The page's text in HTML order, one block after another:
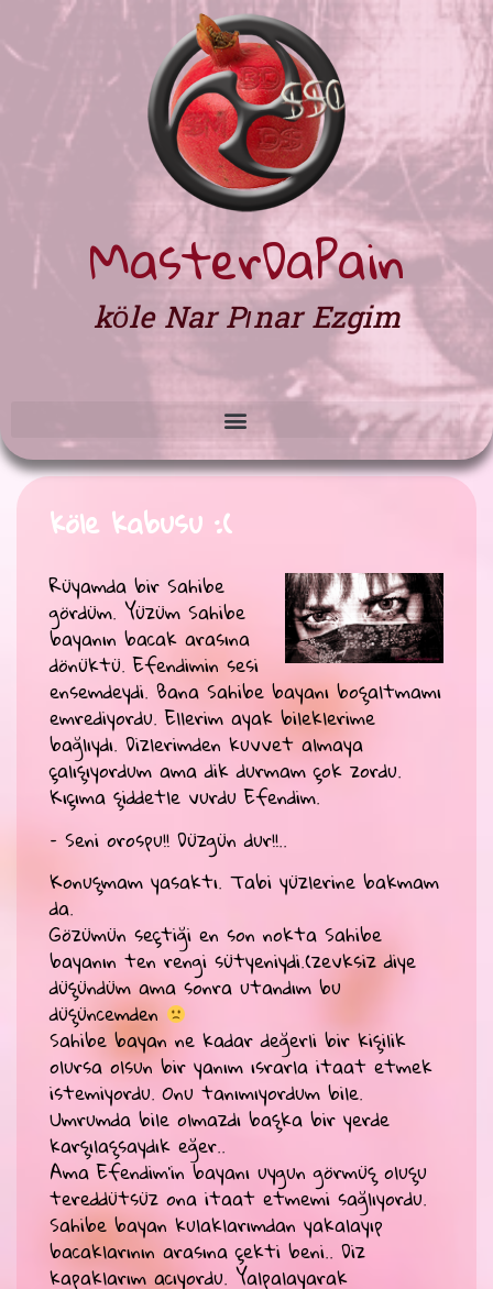
MasterDaPain
köle Nar Pınar Ezgim
köle kabusu :(
Rüyamda bir Sahibe
gördüm. Yüzüm Sahibe
bayanın bacak arasına
dönüktü. Efendimin sesi
ensemdeydi. Bana Sahibe bayanı boşaltmamı
emrediyordu. Ellerim ayak bileklerime
bağlıydı. Dizlerimden kuvvet almaya
çalışıyordum ama dik durmam çok zordu.
Kıçıma şiddetle vurdu Efendim.
– Seni orospu!! Düzgün dur!!..
Konuşmam yasaktı. Tabi yüzlerine bakmam
da.
Gözümün seçtiği en son nokta Sahibe
bayanın ten rengi sütyeniydi.(zevksiz diye
düşündüm ama sonra utandım bu
düşüncemden
Sahibe bayan ne kadar değerli bir kişilik
olursa olsun bir yanım ısrarla itaat etmek
istemiyordu. Onu tanımıyordum bile.
Umrumda bile olmazdı başka bir yerde
karşılaşsaydık eğer..
Ama Efendim’in bayanı uygun görmüş oluşu
tereddütsüz ona itaat etmemi sağlıyordu.
Sahibe bayan kulaklarımdan yakalayıp
bacaklarının arasına çekti beni.. Diz
kapaklarım acıyordu. Yalpalayarak